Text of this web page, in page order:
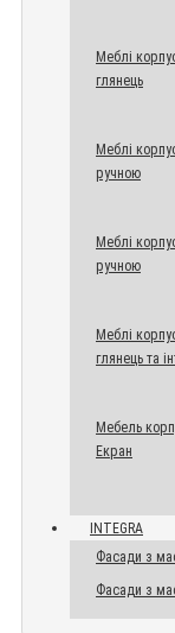
Меблі
глянець
Меблі
ручною
Меблі
ручною
Меблі
глянець та
Мебель
Екран
INTEGRA
Фасади з
Фасади з